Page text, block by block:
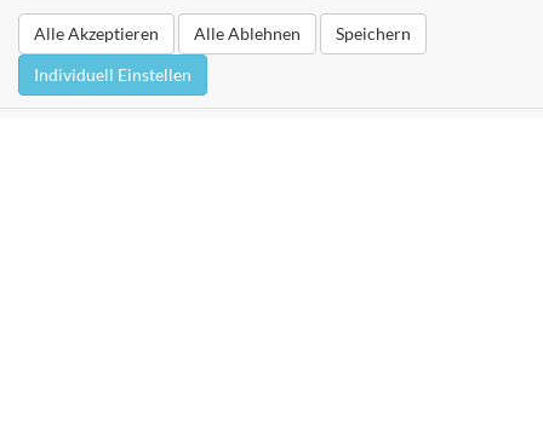
Alle Akzeptieren Alle Ablehnen
Speichern
Individuell Einstellen